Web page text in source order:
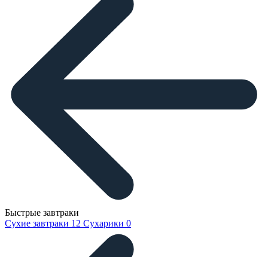
Быстрые завтраки
Сухие завтраки 12 Сухарики 0